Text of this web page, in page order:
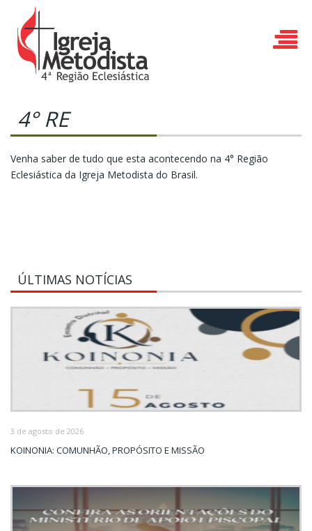
4° RE
Venha saber de tudo que esta acontecendo na 4° Região
Eclesiástica da Igreja Metodista do Brasil.
ÚLTIMAS NOTÍCIAS
3 de agosto de 2026
KOINONIA: COMUNHÃO, PROPÓSITO E MISSÃO